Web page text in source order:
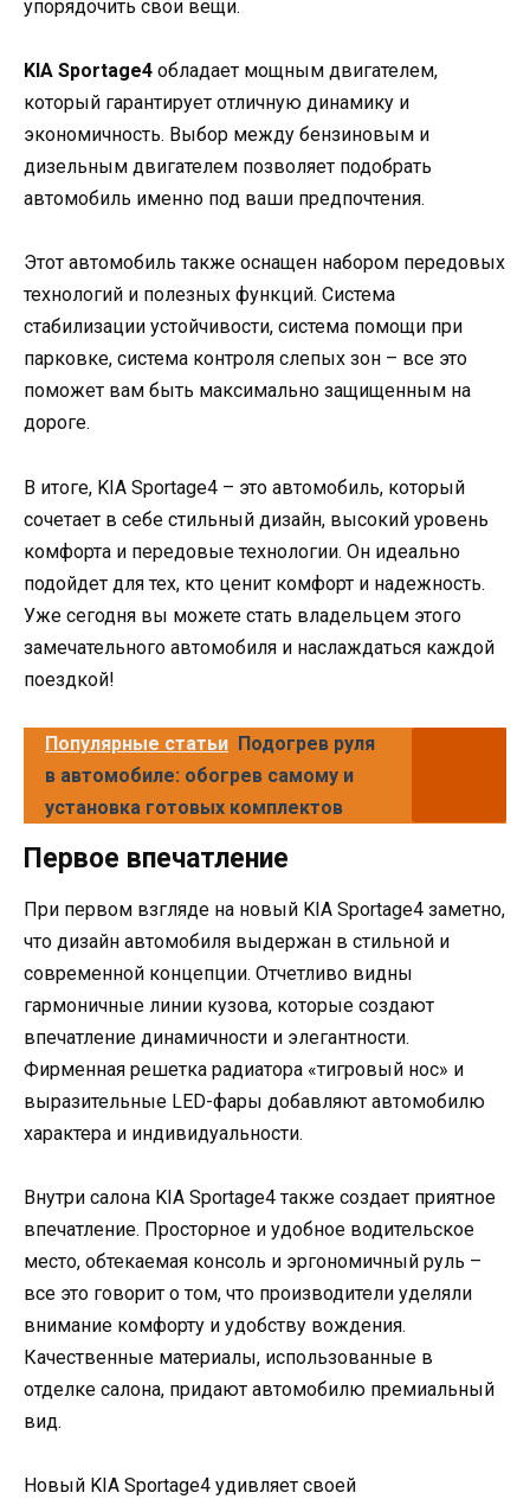
упорядочить свои вещи.
KIA Sportage4 обладает мощным двигателем,
который гарантирует отличную динамику и
экономичность. Выбор между бензиновым и
дизельным двигателем позволяет подобрать
автомобиль именно под ваши предпочтения.
Этот автомобиль также оснащен набором передовых
технологий и полезных функций. Система
стабилизации устойчивости, система помощи при
парковке, система контроля слепых зон – все это
поможет вам быть максимально защищенным на
дороге.
В итоге, KIA Sportage4 – это автомобиль, который
сочетает в себе стильный дизайн, высокий уровень
комфорта и передовые технологии. Он идеально
подойдет для тех, кто ценит комфорт и надежность.
Уже сегодня вы можете стать владельцем этого
замечательного автомобиля и наслаждаться каждой
поездкой!
Популярные статьи Подогрев руля
в автомобиле: обогрев самому и
установка готовых комплектов
Первое впечатление
При первом взгляде на новый KIA Sportage4 заметно,
что дизайн автомобиля выдержан в стильной и
современной концепции. Отчетливо видны
гармоничные линии кузова, которые создают
впечатление динамичности и элегантности.
Фирменная решетка радиатора «тигровый нос» и
выразительные LED-фары добавляют автомобилю
характера и индивидуальности.
Внутри салона KIA Sportage4 также создает приятное
впечатление. Просторное и удобное водительское
место, обтекаемая консоль и эргономичный руль –
все это говорит о том, что производители уделяли
внимание комфорту и удобству вождения.
Качественные материалы, использованные в
отделке салона, придают автомобилю премиальный
вид.
Новый KIA Sportage4 удивляет своей